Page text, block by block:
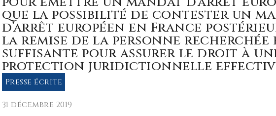
que la possibilité de contester un
d’arrêt européen en France
la remise de la personne recherchée
suffisante pour assurer le droit à
protection juridictionnelle
Presse écrite
31 décembre 2019